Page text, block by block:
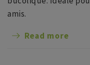
amis.
Read more